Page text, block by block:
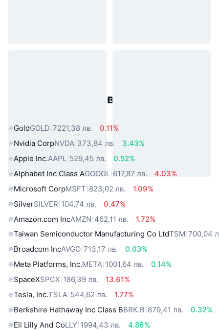
Популярни активи от реалния
GoldGOLD 7221,38 лв.
0.11%
Nvidia CorpNVDA 373,84 лв.
3.43%
Apple Inc.AAPL 529,45 лв.
0.52%
Alphabet Inc Class AGOOGL 617,87 лв.
4.03%
Microsoft CorpMSFT 823,02 лв.
1.09%
SilverSILVER 104,74 лв.
0.47%
Amazon.com IncAMZN 462,11 лв.
1.72%
Taiwan Semiconductor Manufacturing Co LtdTSM 700,04
Broadcom IncAVGO 713,17 лв.
0.03%
Meta Platforms, Inc.META 1001,64 лв.
0.14%
SpaceXSPCX 186,39 лв.
13.61%
Tesla, Inc.TSLA 544,62 лв.
1.77%
Berkshire Hathaway Inc Class BBRK.B 879,41 лв.
0.32%
Eli Lilly And CoLLY 1994,43 лв.
4.86%